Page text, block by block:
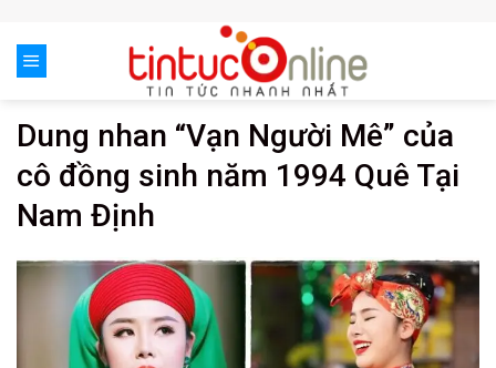
content
Dung nhan “Vạn Người Mê” của
cô đồng sinh năm 1994 Quê Tại
Nam Định